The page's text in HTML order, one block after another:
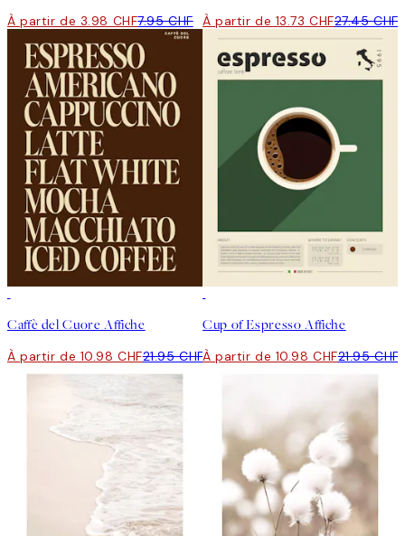
À partir de 3.98 CHF7.95 CHF À partir de 13.73 CHF27.45 CHF
Caffè del Cuore Affiche
À partir de 10.98 CHF21.95 CHF
Cup of Espresso Affiche
À partir de 10.98 CHF21.95 CHF